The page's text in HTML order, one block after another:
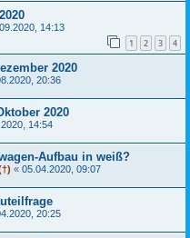
14:13
1 2 3 4
2020
20:36
2020
14:54
Aufbau in weiß?
« 05.04.2020, 09:07
20:25